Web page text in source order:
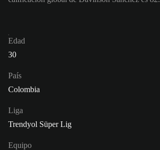
Edad
30
País
Colombia
Liga
Trendyol Süper Lig
Equipo